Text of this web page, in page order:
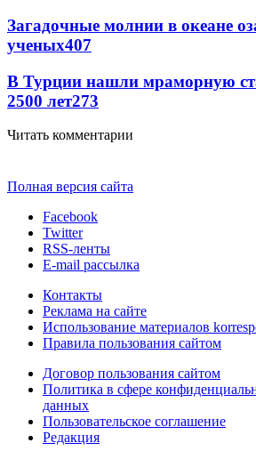
Загадочные молнии в океане
ученых407
В Турции нашли мраморную
2500 лет273
Читать комментарии
Полная версия сайта
Facebook
Twitter
RSS-ленты
E-mail рассылка
Контакты
Реклама на сайте
Использование материалов
Правила пользования сайтом
Договор пользования сайтом
Политика в сфере
данных
Пользовательское соглашение
Редакция